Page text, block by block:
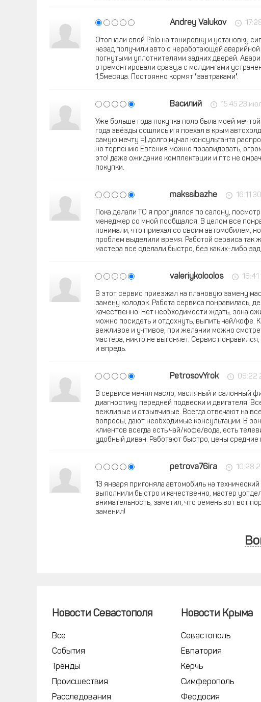
Andrey Valukov
Отогнали свой Polo на тонировку и установку
назад получили авто с неработающей
погнутыми уплотнителями задних дверей.
отремонтировали сразу,а с молдингами
1,5месяца. Постоянно кормят "завтраками".
Василий 15:45 23
Уже больше года покупка поло была моей
года звёзды сошлись и я поехал в крым
самую мечту =) долго мучал консультанта
но терпению Евгения можно позавидовать,
это! даже ожидание комплектации и птс не
покупки.
makssibazhe 16:11
Пока делали ТО я прогулялся по салону,
менеджер со мной пообщался. В целом все
понимали, что приехал со своим автомобилем,
проблем выделили время. Работой сервиса так
мастера все сделали быстро, без каких-либо
valeriykoloolos 16:41
В этот сервис приезжал на плановую замену
замену колодок. Работа сервиса понравилась,
качественно. Нет необходимости ждать, зона
можно посидеть и отдохнуть, выпить чай/кофе.
вежливое и учтивое, при желании можно
мастера, никто не выгоняет. Сервис
и впредь.
PetrosovYrok 09:22
В сервисе менял масло, масляный и салонный
диагностику передней подвески и двигателя.
вежливые и отзывчивые. Всегда отвечают на
вопросы, дают необходимые консультации. В
клиентов всегда есть чай/кофе/вода, есть
удобный диван. Работают быстро, цены средние
petrova76ira 10:28
13 января пригоняла автомобиль на
выполнили быстро и качественно, мастер
внимательность, заметил, что ремень вот вот
заменил!
Новости Севастополя
Все
События
Тренды
Происшествия
Расследования
Новости Крыма
Севастополь
Евпатория
Керчь
Симферополь
Феодосия